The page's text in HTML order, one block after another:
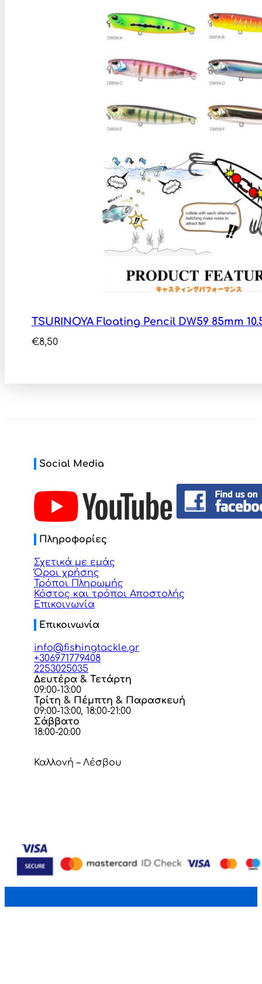
TSURINOYA Floating Pencil DW59 85mm
€8,50
Social Media
Πληροφορίες
Σχετικά με εμάς
Όροι χρήσης
Τρόποι Πληρωμής
Κόστος και τρόποι Αποστολής
Επικοινωνία
Επικοινωνία
info@fishingtackle.gr
+306971779408
2253025035
Δευτέρα & Τετάρτη
09:00-13:00
Τρίτη & Πέμπτη & Παρασκευή
09:00-13:00, 18:00-21:00
Σάββατο
18:00-20:00
Καλλονή – Λέσβου